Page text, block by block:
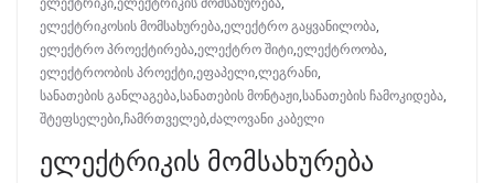
ელექტრიკოსის მომსახურება,ელექტრო გაყვანილობა,
ელექტრო პროექტირება,ელექტრო შიტი,ელექტროობა,
ელექტროობის პროექტი,ეფაპელი,ლეგრანი,
სანათების განლაგება,სანათების მონტაჟი,სანათების ჩამოკიდება,
შტეფსელები,ჩამრთველებ,ძალოვანი კაბელი
ელექტრიკის მომსახურება